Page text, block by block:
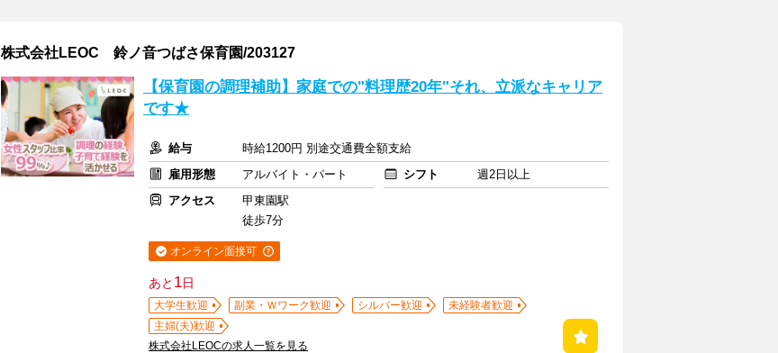
株式会社LEOC 鈴ノ音つばさ保育園/203127
【保育園の調理補助】家庭での"料理歴20年"それ、立派なキャリア
です★
給与
時給1200円 別途交通費全額支給
雇用形態
アルバイト・パート シフト
週2日以上
アクセス
甲東園駅
徒歩7分
オンライン面接可
あと 1日
大学生歓迎 副業・Ｗワーク歓迎 シルバー歓迎
未経験者歓迎
主婦(夫)歓迎
株式会社LEOCの求人一覧を見る